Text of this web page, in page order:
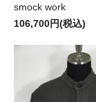
smock work
106,700円(税込)